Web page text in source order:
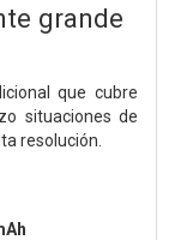
grande
que cubre
situaciones de
resolución.